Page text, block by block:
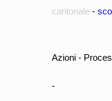
cantonale -
Azioni -
-